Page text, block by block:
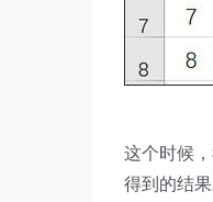
这个时候
得到的结果